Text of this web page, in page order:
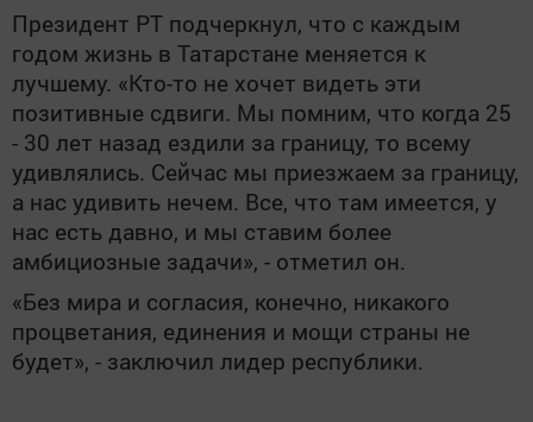
Президент РТ подчеркнул, что с каждым
годом жизнь в Татарстане меняется к
лучшему. «Кто-то не хочет видеть эти
позитивные сдвиги. Мы помним, что когда 25
- 30 лет назад ездили за границу, то всему
удивлялись. Сейчас мы приезжаем за границу,
а нас удивить нечем. Все, что там имеется, у
нас есть давно, и мы ставим более
амбициозные задачи», - отметил он.
«Без мира и согласия, конечно, никакого
процветания, единения и мощи страны не
будет», - заключил лидер республики.